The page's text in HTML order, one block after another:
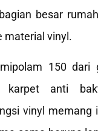
besar
material vinyl.
150 dari
karpet anti
vinyl memang